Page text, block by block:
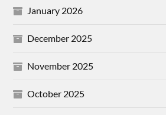
January 2026
December 2025
November 2025
October 2025